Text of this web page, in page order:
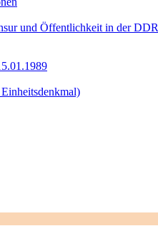
und Öffentlichkeit in der DDR